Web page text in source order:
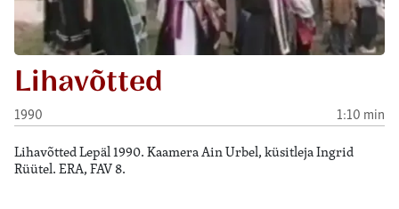
Lihavõtted
1990 1:10 min
Lihavõtted Lepäl 1990. Kaamera Ain Urbel, küsitleja Ingrid
Rüütel. ERA, FAV 8.